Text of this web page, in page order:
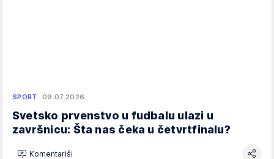
SPORT 09.07.2026.
Svetsko prvenstvo u fudbalu ulazi u
završnicu: Šta nas čeka u četvrtfinalu?
Komentariši